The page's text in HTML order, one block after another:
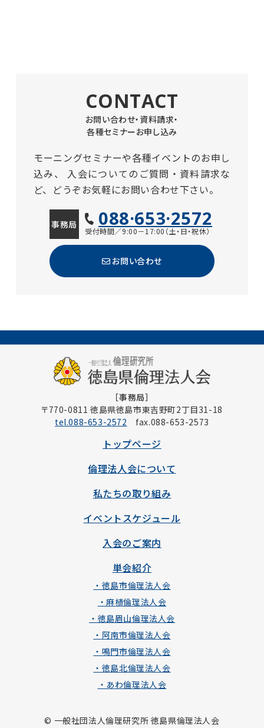
CONTACT
お問い合わせ・資料請求・
各種セミナーお申し込み
モーニングセミナーや各種イベントのお申し
込み、
入会についてのご質問・資料請求な
ど、どうぞお気軽にお問い合わせ下さい。
事務局 088·653·2572
受付時間／9:00－17:00（土・日・祝休）
お問い合わせ
［事務局］
〒770-0811 徳島県徳島市東吉野町2丁目31-18
tel.088-653-2572 fax.088-653-2573
トップページ
倫理法人会について
私たちの取り組み
イベントスケジュール
入会のご案内
単会紹介
・徳島市倫理法人会
・麻植倫理法人会
・徳島眉山倫理法人会
・阿南市倫理法人会
・鳴門市倫理法人会
・徳島北倫理法人会
・あわ倫理法人会
© 一般社団法人倫理研究所 徳島県倫理法人会